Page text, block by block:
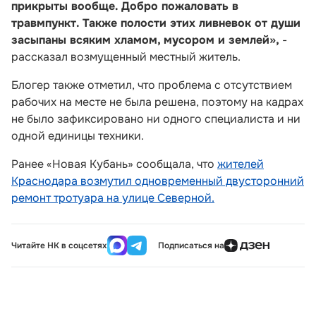
прикрыты вообще. Добро пожаловать в
травмпункт. Также полости этих ливневок от души
засыпаны всяким хламом, мусором и землей», -
рассказал возмущенный местный житель.
Блогер также отметил, что проблема с отсутствием
рабочих на месте не была решена, поэтому на кадрах
не было зафиксировано ни одного специалиста и ни
одной единицы техники.
Ранее «Новая Кубань» сообщала, что жителей
Краснодара возмутил одновременный двусторонний
ремонт тротуара на улице Северной.
Читайте НК в соцсетях Подписаться на